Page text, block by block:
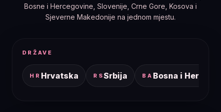
Bosne i Hercegovine, Slovenije, Crne Gore, Kosova i
Sjeverne Makedonije na jednom mjestu.
DRŽAVE
HR Hrvatska RSSrbija BA Bosna i